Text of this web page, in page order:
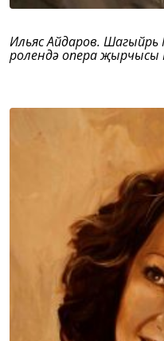
Ильяс Айдаров.
ролендә опера җырчысы